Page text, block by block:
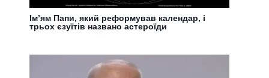
Ім’ям Папи, який реформував календар, і
трьох єзуїтів названо астероїди